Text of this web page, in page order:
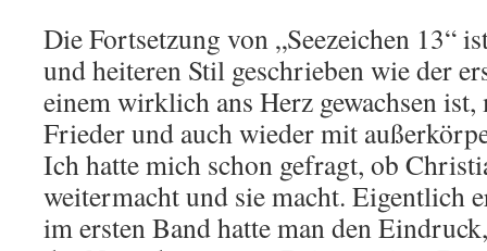
Die Fortsetzung von „Seezeichen 13“
und heiteren Stil geschrieben wie der
einem wirklich ans Herz gewachsen
Frieder und auch wieder mit
Ich hatte mich schon gefragt, ob
weitermacht und sie macht. Eigentlich
im ersten Band hatte man den